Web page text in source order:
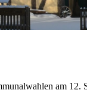
am 12.